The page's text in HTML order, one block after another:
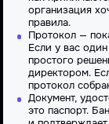
организация
правила.
Протокол —
Если у вас
простого
директором.
протокол
Документ,
это паспорт.